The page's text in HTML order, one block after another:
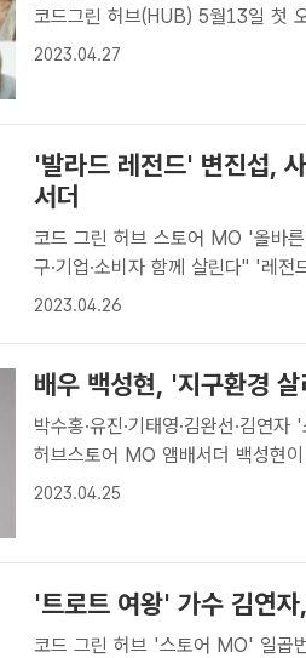
코드그린 허브(HUB) 5월13일 첫 오픈 연예스타들에 이어 각 단체
토어 MO와 손을 잡고 의미있는 행
2023.04.27
'발라드 레전드' 변진섭,
서더
코드 그린 허브 스토어 MO '올바
구·기업·소비자 함께 살린다" '레전드 발라드 왕자'로 불리는 가수 변진섭이
코드 그린 허브 스토어 MO와 손잡
2023.04.26
배우 백성현, '지구환경
박수홍·유진·기태영·김완선·김연
허브스토어 MO 앰배서더 백성현이 지구를 위한 의미 있는 발걸음에 나선
다. 백성현은 오는 5월13일 공식
2023.04.25
'트로트 여왕' 가수 김연
코드 그린 허브 '스토어 MO' 일곱